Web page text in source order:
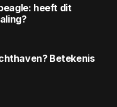
heeft dit
Betekenis